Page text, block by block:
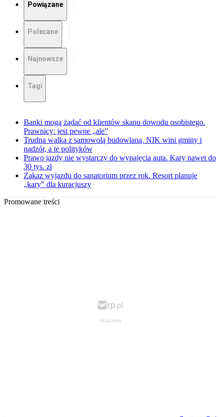
Powiązane
Polecane
Najnowsze
Tagi
Banki mogą żądać od klientów skanu dowodu osobistego.
Prawnicy: jest pewne „ale”
Trudna walka z samowolą budowlaną. NIK wini gminy i
nadzór, a te polityków
Prawo jazdy nie wystarczy do wynajęcia auta. Kary nawet do
30 tys. zł
Zakaz wyjazdu do sanatorium przez rok. Resort planuje
„kary” dla kuracjuszy
Promowane treści